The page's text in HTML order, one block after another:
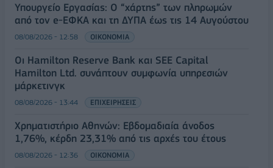
Υπουργείο Εργασίας: Ο “χάρτης” των πληρωμών
από τον e-ΕΦΚΑ και τη ΔΥΠΑ έως τις 14 Αυγούστου
08/08/2026 - 12:58 ΟΙΚΟΝΟΜΙΑ
Οι Hamilton Reserve Bank και SEE Capital
Hamilton Ltd. συνάπτουν συμφωνία υπηρεσιών
μάρκετινγκ
08/08/2026 - 13:44 ΕΠΙΧΕΙΡΗΣΕΙΣ
Χρηματιστήριο Αθηνών: Εβδομαδιαία άνοδος
1,76%, κέρδη 23,31% από τις αρχές του έτους
08/08/2026 - 12:36 ΟΙΚΟΝΟΜΙΑ